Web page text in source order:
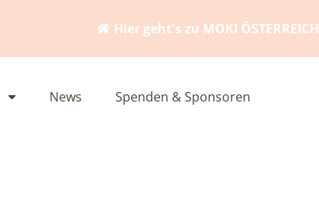
Hier geht's zu MOKI ÖSTERREICH
News Spenden & Sponsoren